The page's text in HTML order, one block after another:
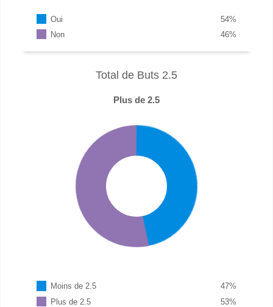
Oui %
54
Non
%
46
Total de Buts 2.5
Plus de 2.5
Moins de 2.5 %
47
Plus de 2.5
%
53